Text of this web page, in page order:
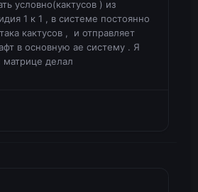
условно(кактусов ) из
1 к 1 , в системе постоянно
кактусов , и отправляет
в основную ае систему . Я
матрице делал